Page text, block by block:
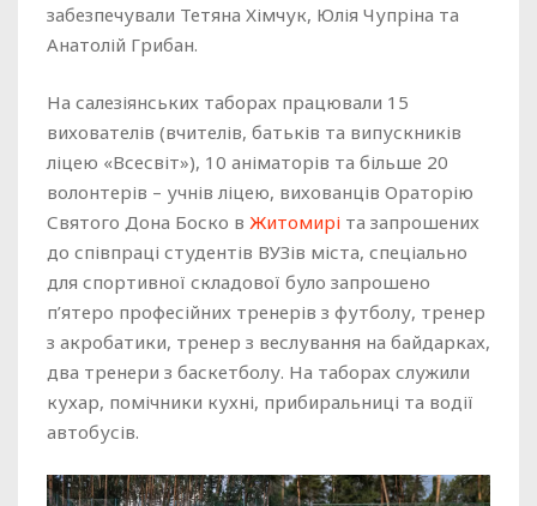
забезпечували Тетяна Хімчук, Юлія Чупріна та
Анатолій Грибан.
На салезіянських таборах працювали 15
вихователів (вчителів, батьків та випускників
ліцею «Всесвіт»), 10 аніматорів та більше 20
волонтерів – учнів ліцею, вихованців Ораторію
Святого Дона Боско в Житомирі та запрошених
до співпраці студентів ВУЗів міста, спеціально
для спортивної складової було запрошено
п’ятеро професійних тренерів з футболу, тренер
з акробатики, тренер з веслування на байдарках,
два тренери з баскетболу. На таборах служили
кухар, помічники кухні, прибиральниці та водії
автобусів.